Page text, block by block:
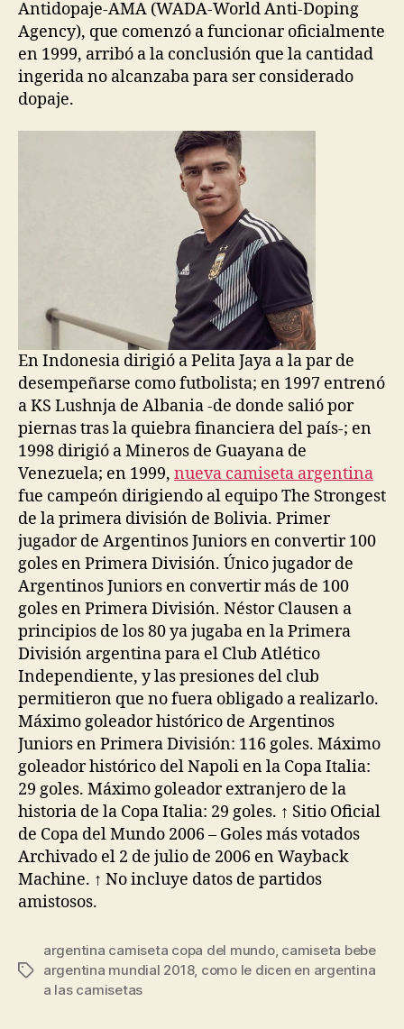
Antidopaje-AMA (WADA-World Anti-Doping
Agency), que comenzó a funcionar oficialmente
en 1999, arribó a la conclusión que la cantidad
ingerida no alcanzaba para ser considerado
dopaje.
En Indonesia dirigió a Pelita Jaya a la par de
desempeñarse como futbolista; en 1997 entrenó
a KS Lushnja de Albania -de donde salió por
piernas tras la quiebra financiera del país-; en
1998 dirigió a Mineros de Guayana de
Venezuela; en 1999, nueva camiseta argentina
fue campeón dirigiendo al equipo The Strongest
de la primera división de Bolivia. Primer
jugador de Argentinos Juniors en convertir 100
goles en Primera División. Único jugador de
Argentinos Juniors en convertir más de 100
goles en Primera División. Néstor Clausen a
principios de los 80 ya jugaba en la Primera
División argentina para el Club Atlético
Independiente, y las presiones del club
permitieron que no fuera obligado a realizarlo.
Máximo goleador histórico de Argentinos
Juniors en Primera División: 116 goles. Máximo
goleador histórico del Napoli en la Copa Italia:
29 goles. Máximo goleador extranjero de la
historia de la Copa Italia: 29 goles. ↑ Sitio Oficial
de Copa del Mundo 2006 – Goles más votados
Archivado el 2 de julio de 2006 en Wayback
Machine. ↑ No incluye datos de partidos
amistosos.
Etiquetas
argentina camiseta copa del mundo, camiseta bebe
argentina mundial 2018, como le dicen en argentina
a las camisetas